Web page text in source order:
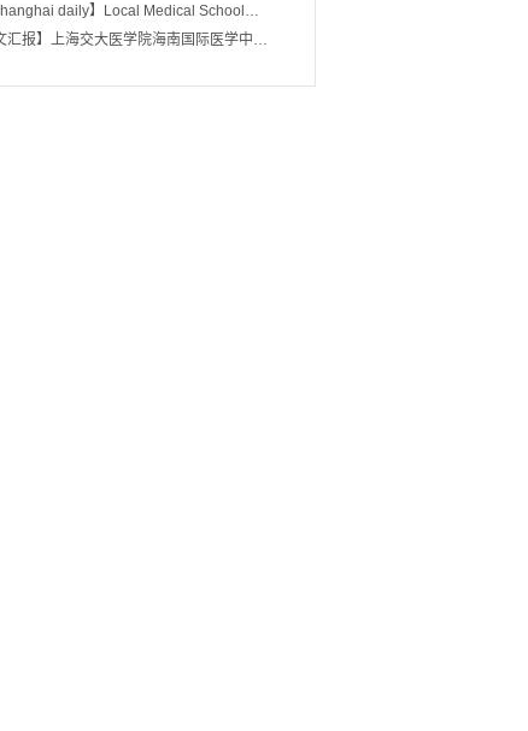
daily】Local Medical School…
汇报】上海交大医学院海南国际医学中…